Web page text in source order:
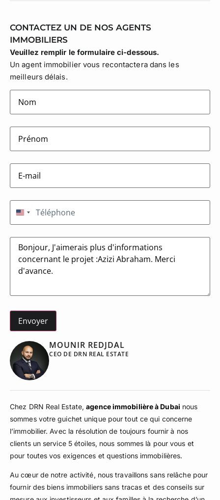
CONTACTEZ UN DE NOS AGENTS
IMMOBILIERS
MOUNIR REDJDAL
CEO DE DRN REAL ESTATE
Chez DRN Real Estate,agence immobilière à Dubai nous
sommes votre guichet unique pour tout ce qui concerne
l’immobilier. Avec la résolution de toujours fournir à nos
clients un service 5 étoiles, nous sommes là pour vous et
pour toutes vos exigences et questions immobilières.
Au cœur de notre activité, nous travaillons sans relâche pour
fournir des biens immobiliers sans tracas et des conseils sur
Veuillez remplir le formulaire ci-dessous.
Un agent immobilier vous recontactera dans les
meilleurs délais.
lastname(Nécessaire)
firstname(Nécessaire)
E-
mail(Nécessaire)
Téléphone(Nécessaire)
États-Unis +1
Message